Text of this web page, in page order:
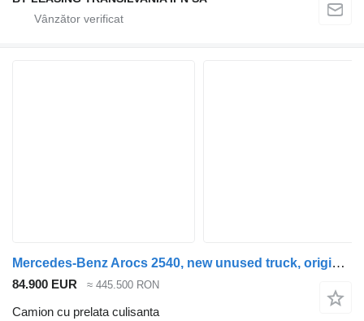
Mercedes-Benz Arocs 2540, new unused truck, original 6500km
84.900 EUR ≈ 445.500 RON
Camion cu prelata culisanta